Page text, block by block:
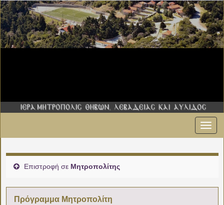
Επιστροφή σε Μητροπολίτης
Πρόγραμμα Μητροπολίτη